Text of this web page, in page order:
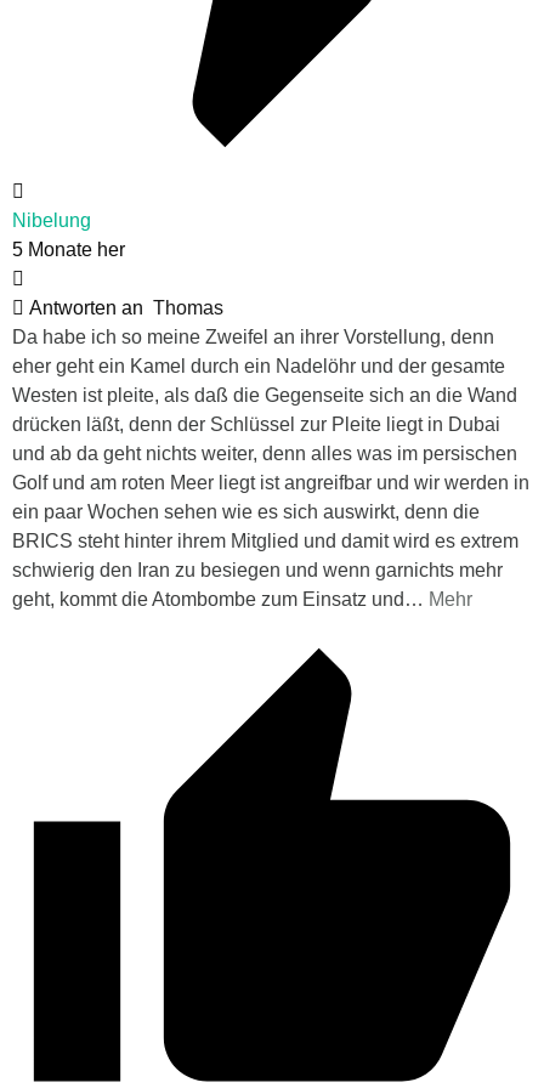
Nibelung
5 Monate her
Antworten an Thomas
Da habe ich so meine Zweifel an ihrer Vorstellung, denn
eher geht ein Kamel durch ein Nadelöhr und der gesamte
Westen ist pleite, als daß die Gegenseite sich an die Wand
drücken läßt, denn der Schlüssel zur Pleite liegt in Dubai
und ab da geht nichts weiter, denn alles was im persischen
Golf und am roten Meer liegt ist angreifbar und wir werden in
ein paar Wochen sehen wie es sich auswirkt, denn die
BRICS steht hinter ihrem Mitglied und damit wird es extrem
schwierig den Iran zu besiegen und wenn garnichts mehr
geht, kommt die Atombombe zum Einsatz und … Mehr